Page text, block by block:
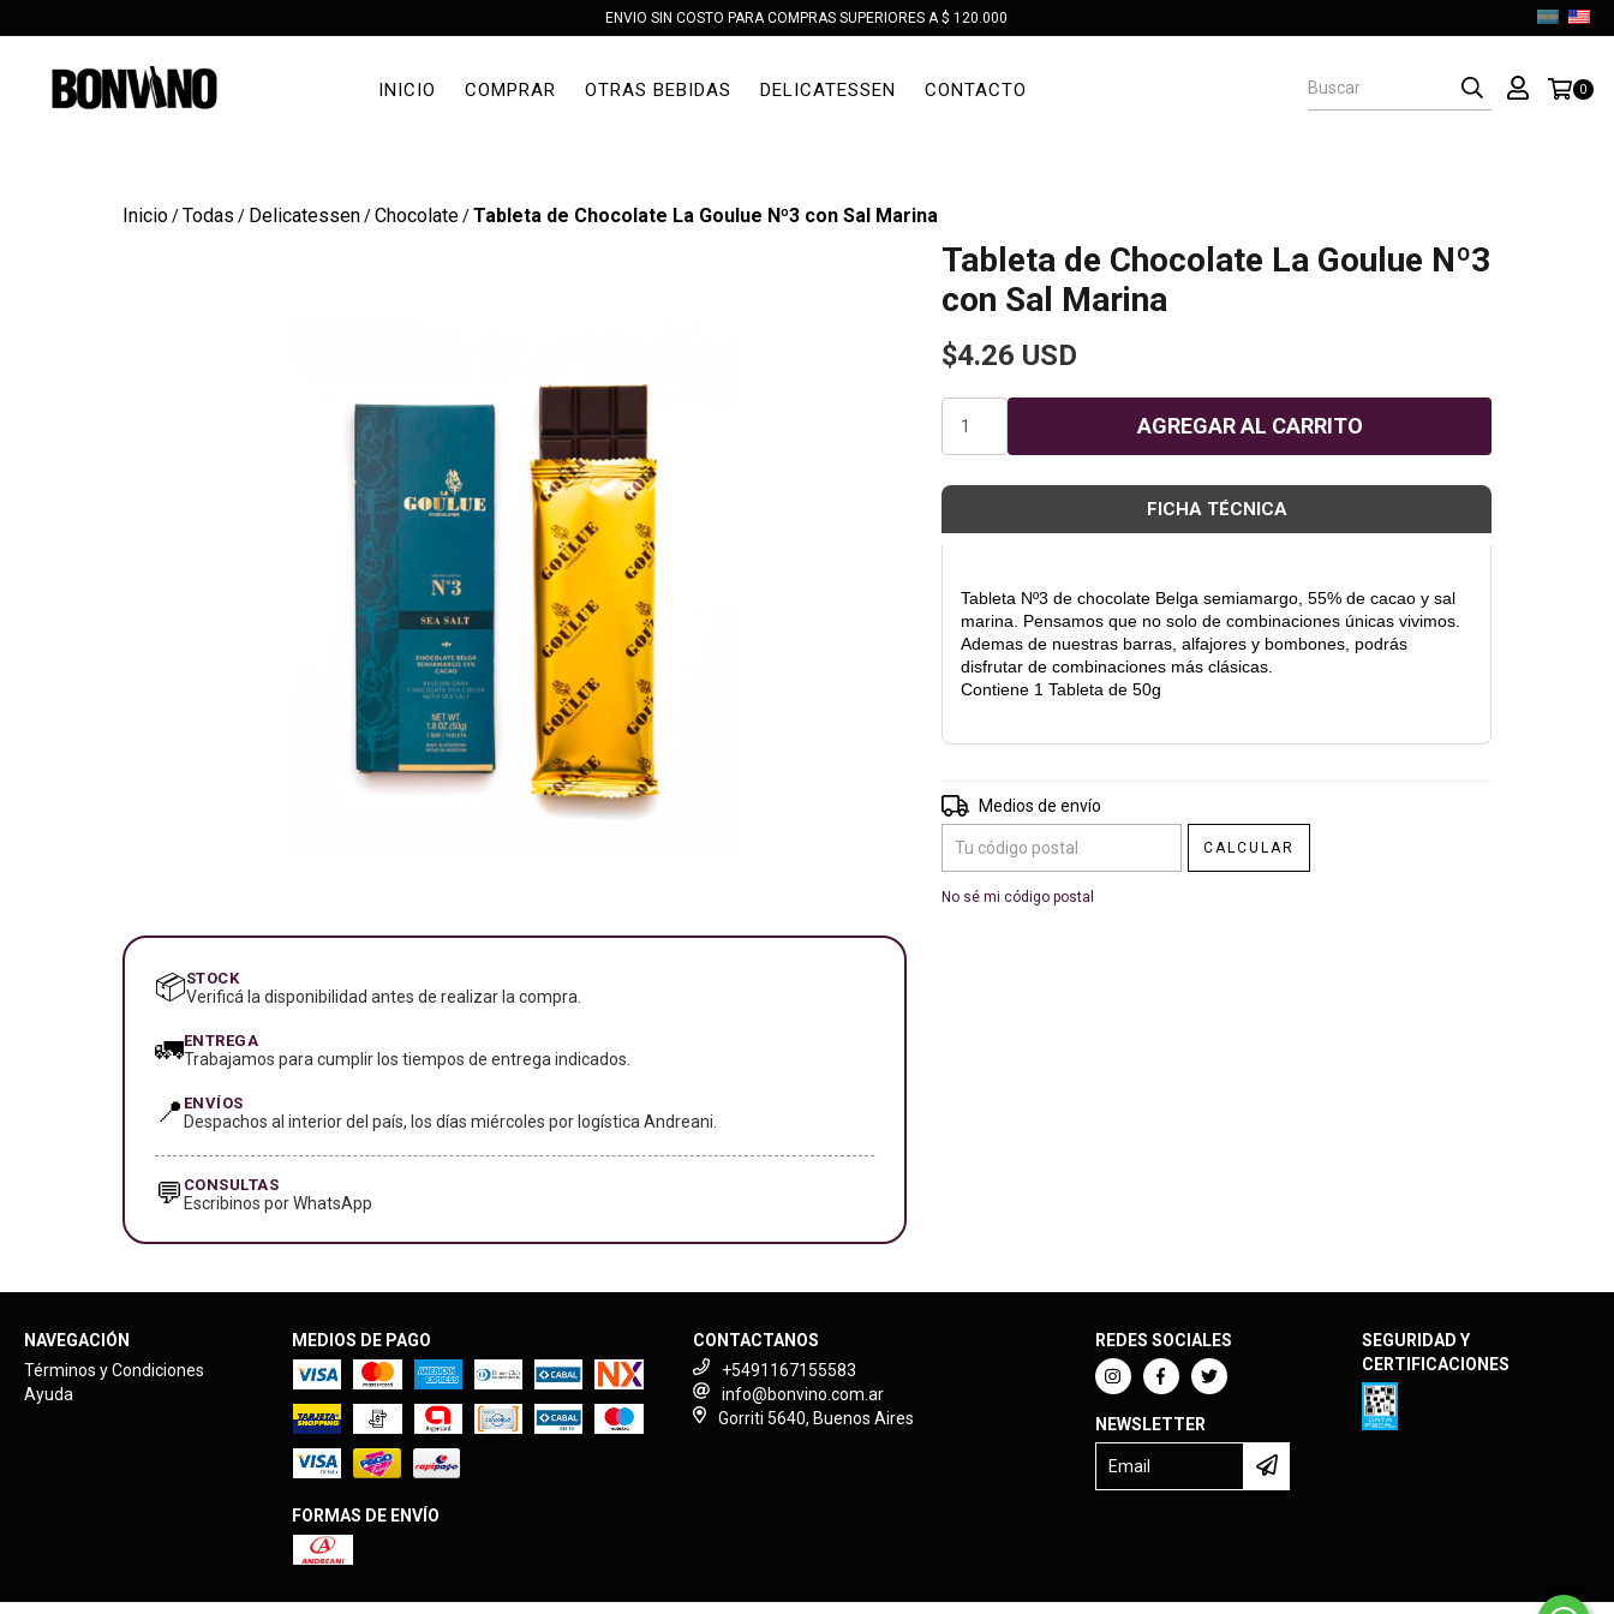
ENVIO SIN COSTO PARA COMPRAS SUPERIORES A $ 120.000
INICIO COMPRAR OTRAS BEBIDAS DELICATESSEN CONTACTO 0
Inicio/Todas / Delicatessen/Chocolate/Tableta de Chocolate La Goulue Nº3 con Sal Marina
📦STOCK
Verificá la disponibilidad antes de realizar la compra.
🚛ENTREGA
Trabajamos para cumplir los tiempos de entrega indicados.
📍 ENVÍOS
Despachos al interior del país, los días miércoles por logística Andreani.
💬 CONSULTAS
Escribinos por WhatsApp
Tableta de Chocolate La Goulue Nº3
con Sal Marina
$4.26 USD
FICHA TÉCNICA
Tableta Nº3 de chocolate Belga semiamargo, 55% de cacao y sal
marina. Pensamos que no solo de combinaciones únicas vivimos.
Ademas de nuestras barras, alfajores y bombones, podrás
disfrutar de combinaciones más clásicas.
Contiene 1 Tableta de 50g
Entregas para el CP:
Medios de envío
CALCULAR
No sé mi código postal
NAVEGACIÓN
Términos y Condiciones
Ayuda
MEDIOS DE PAGO
FORMAS DE ENVÍO
CONTACTANOS
+5491167155583
info@bonvino.com.ar
Gorriti 5640, Buenos Aires
REDES SOCIALES
NEWSLETTER
SEGURIDAD Y
CERTIFICACIONES